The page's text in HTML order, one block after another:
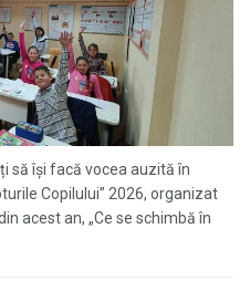
să își facă vocea auzită în
Copilului” 2026, organizat
acest an, „Ce se schimbă în